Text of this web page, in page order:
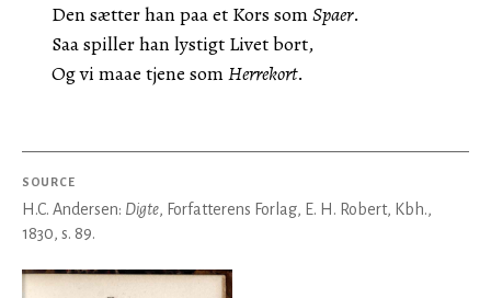
Den sætter han paa et Kors somSpaer.
Saa spiller han lystigt Livet bort,
Og vi maae tjene somHerrekort.
SOURCE
H.C. Andersen: Digte, Forfatterens Forlag, E. H. Robert, Kbh.,
1830, s. 89.